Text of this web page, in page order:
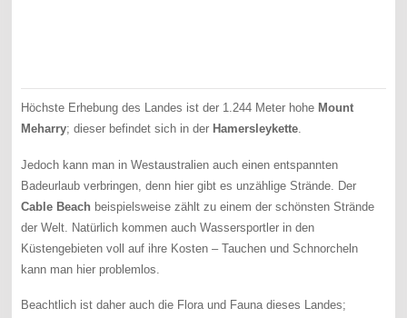
Höchste Erhebung des Landes ist der 1.244 Meter hohe Mount
Meharry; dieser befindet sich in der Hamersleykette.
Jedoch kann man in Westaustralien auch einen entspannten
Badeurlaub verbringen, denn hier gibt es unzählige Strände. Der
Cable Beach beispielsweise zählt zu einem der schönsten Strände
der Welt. Natürlich kommen auch Wassersportler in den
Küstengebieten voll auf ihre Kosten – Tauchen und Schnorcheln
kann man hier problemlos.
Beachtlich ist daher auch die Flora und Fauna dieses Landes;